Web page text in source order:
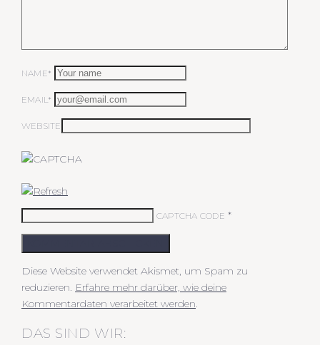
NAME*
EMAIL*
WEBSITE
CAPTCHA CODE *
Diese Website verwendet Akismet, um Spam zu
reduzieren. Erfahre mehr darüber, wie deine
Kommentardaten verarbeitet werden.
DAS SIND WIR: